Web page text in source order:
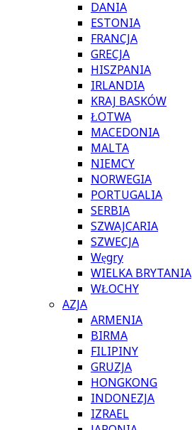
DANIA
ESTONIA
FRANCJA
GRECJA
HISZPANIA
IRLANDIA
KRAJ BASKÓW
ŁOTWA
MACEDONIA
MALTA
NIEMCY
NORWEGIA
PORTUGALIA
SERBIA
SZWAJCARIA
SZWECJA
Węgry
WIELKA BRYTANIA
WŁOCHY
AZJA
ARMENIA
BIRMA
FILIPINY
GRUZJA
HONGKONG
INDONEZJA
IZRAEL